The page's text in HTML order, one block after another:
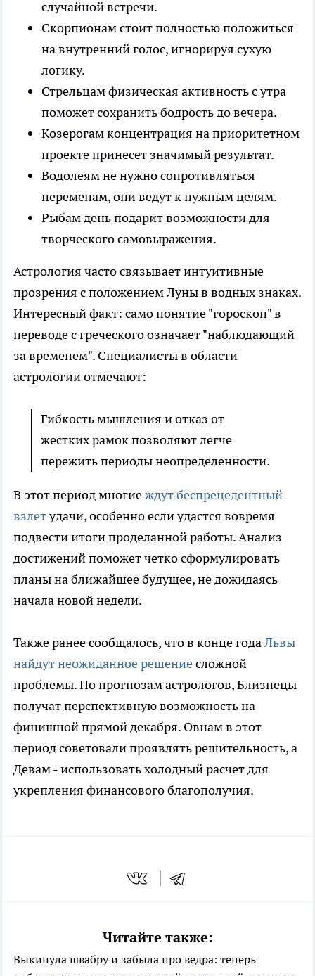
случайной встречи.
Скорпионам стоит полностью положиться
на внутренний голос, игнорируя сухую
логику.
Стрельцам физическая активность с утра
поможет сохранить бодрость до вечера.
Козерогам концентрация на приоритетном
проекте принесет значимый результат.
Водолеям не нужно сопротивляться
переменам, они ведут к нужным целям.
Рыбам день подарит возможности для
творческого самовыражения.
Астрология часто связывает интуитивные
прозрения с положением Луны в водных знаках.
Интересный факт: само понятие "гороскоп" в
переводе с греческого означает "наблюдающий
за временем". Специалисты в области
астрологии отмечают:
Гибкость мышления и отказ от
жестких рамок позволяют легче
пережить периоды неопределенности.
В этот период многиеждут беспрецедентный
взлетудачи, особенно если удастся вовремя
подвести итоги проделанной работы. Анализ
достижений поможет четко сформулировать
планы на ближайшее будущее, не дожидаясь
начала новой недели.
Также ранее сообщалось, что в конце годаЛьвы
найдут неожиданное решениесложной
проблемы. По прогнозам астрологов, Близнецы
получат перспективную возможность на
финишной прямой декабря. Овнам в этот
период советовали проявлять решительность, а
Девам - использовать холодный расчет для
укрепления финансового благополучия.
Читайте также:
Выкинула швабру и забыла про ведра: теперь